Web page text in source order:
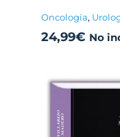
Oncología,
24,99€ No